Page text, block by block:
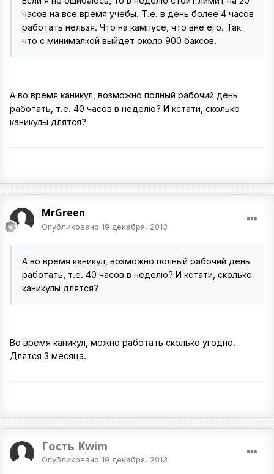
часов на все время учебы. Т.е. в день более 4 часов
работать нельзя. Что на кампусе, что вне его. Так
что с минималкой выйдет около 900 баксов.
А во время каникул, возможно полный рабочий день
работать, т.е. 40 часов в неделю? И кстати, сколько
каникулы длятся?
MrGreen
Опубликовано 19 декабря, 2013
А во время каникул, возможно полный рабочий день
работать, т.е. 40 часов в неделю? И кстати, сколько
каникулы длятся?
Во время каникул, можно работать сколько угодно.
Длятся 3 месяца.
Гость Kwim
Опубликовано 19 декабря, 2013